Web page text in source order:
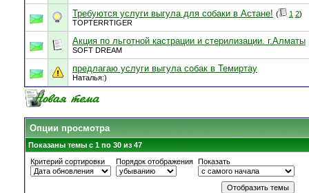
Требуются услуги выгула для собаки в Астане! ( 1 2)
TOPTERRTIGER
Акция по льготной кастрации и стерилизации. г.Алматы
SOFT DREAM
предлагаю услуги выгула собак в Темиртау
Наталья:)
Опции просмотра
Показаны темы с 1 по 30 из 47
Критерий сортировки
Порядок отображения Показать